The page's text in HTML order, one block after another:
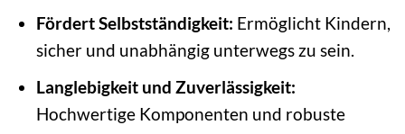
Fördert Selbstständigkeit: Ermöglicht Kindern,
sicher und unabhängig unterwegs zu sein.
Langlebigkeit und Zuverlässigkeit:
Hochwertige Komponenten und robuste